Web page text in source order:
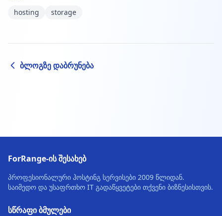
hosting
storage
ბლოგზე დაბრუნება
ForRange-ის შესახებ
პროფესიონალური ჰოსტინგ სერვისები 2009 წლიდან.
საიმედო და უსაფრთხო IT გადაწყვეტები თქვენი ბიზნესისთვის.
სწრაფი ბმულები